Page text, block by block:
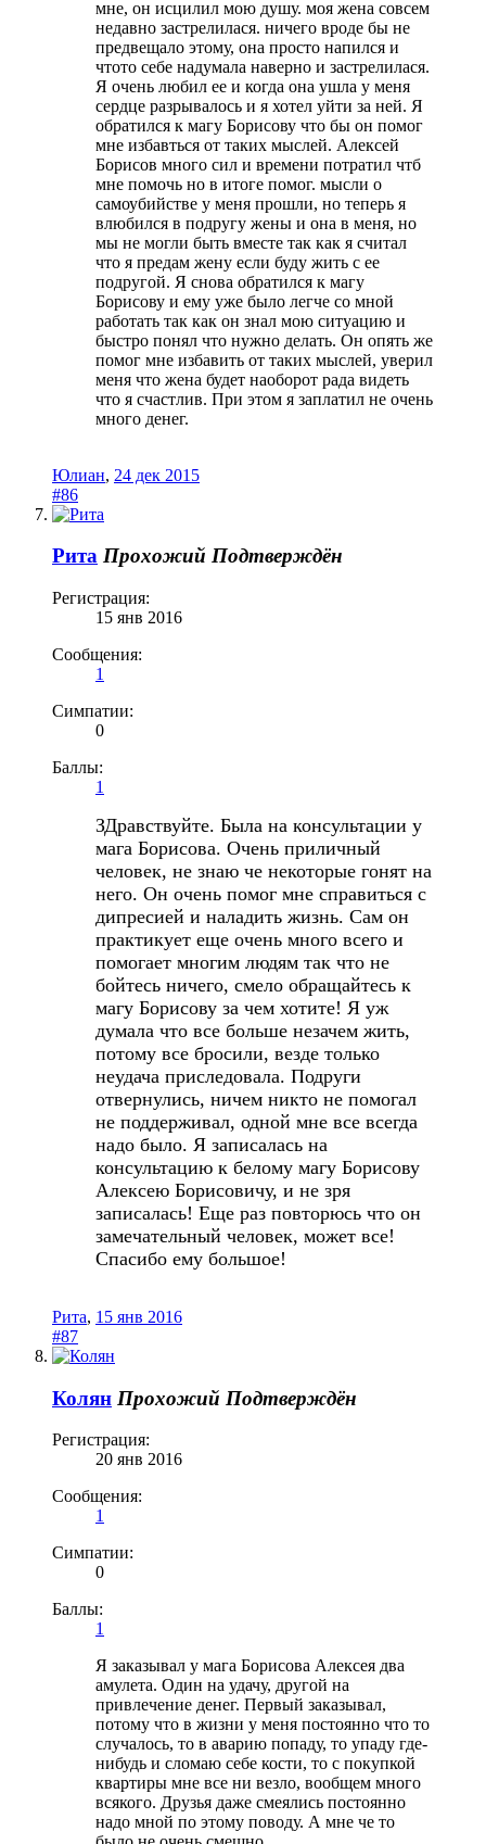
мне, он исцилил мою душу. моя жена совсем
недавно застрелилася. ничего вроде бы не
предвещало этому, она просто напился и
чтото себе надумала наверно и застрелилася.
Я очень любил ее и когда она ушла у меня
сердце разрывалось и я хотел уйти за ней. Я
обратился к магу Борисову что бы он помог
мне избавться от таких мыслей. Алексей
Борисов много сил и времени потратил чтб
мне помочь но в итоге помог. мысли о
самоубийстве у меня прошли, но теперь я
влюбился в подругу жены и она в меня, но
мы не могли быть вместе так как я считал
что я предам жену если буду жить с ее
подругой. Я снова обратился к магу
Борисову и ему уже было легче со мной
работать так как он знал мою ситуацию и
быстро понял что нужно делать. Он опять же
помог мне избавить от таких мыслей, уверил
меня что жена будет наоборот рада видеть
что я счастлив. При этом я заплатил не очень
много денег.
Юлиан, 24 дек 2015
#86
Рита Прохожий Подтверждён
Регистрация:
15 янв 2016
Сообщения:
1
Симпатии:
0
Баллы:
1
ЗДравствуйте. Была на консультации у
мага Борисова. Очень приличный
человек, не знаю че некоторые гонят на
него. Он очень помог мне справиться с
дипресией и наладить жизнь. Сам он
практикует еще очень много всего и
помогает многим людям так что не
бойтесь ничего, смело обращайтесь к
магу Борисову за чем хотите! Я уж
думала что все больше незачем жить,
потому все бросили, везде только
неудача приследовала. Подруги
отвернулись, ничем никто не помогал
не поддерживал, одной мне все всегда
надо было. Я записалась на
консультацию к белому магу Борисову
Алексею Борисовичу, и не зря
записалась! Еще раз повторюсь что он
замечательный человек, может все!
Спасибо ему большое!
Рита, 15 янв 2016
#87
Колян Прохожий Подтверждён
Регистрация:
20 янв 2016
Сообщения:
1
Симпатии:
0
Баллы:
1
Я заказывал у мага Борисова Алексея два
амулета. Один на удачу, другой на
привлечение денег. Первый заказывал,
потому что в жизни у меня постоянно что то
случалось, то в аварию попаду, то упаду где-
нибудь и сломаю себе кости, то с покупкой
квартиры мне все ни везло, вообщем много
всякого. Друзья даже смеялись постоянно
надо мной по этому поводу. А мне че то